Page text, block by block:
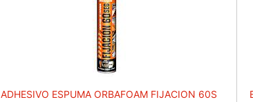
ADHESIVO ESPUMA ORBAFOAM FIJACION 60S